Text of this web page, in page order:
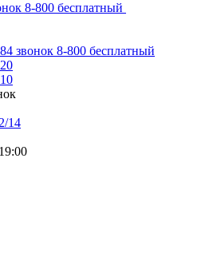
8-800 бесплатный
звонок 8-800 бесплатный
14